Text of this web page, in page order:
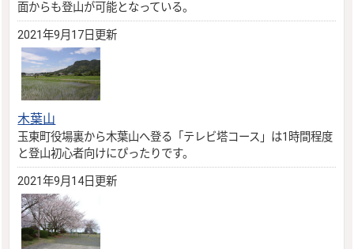
面からも登山が可能となっている。
2021年9月17日更新
木葉山
玉東町役場裏から木葉山へ登る「テレビ塔コース」は1時間程度
と登山初心者向けにぴったりです。
2021年9月14日更新